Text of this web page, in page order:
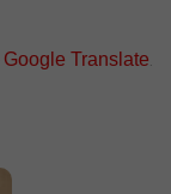
Google Translate .